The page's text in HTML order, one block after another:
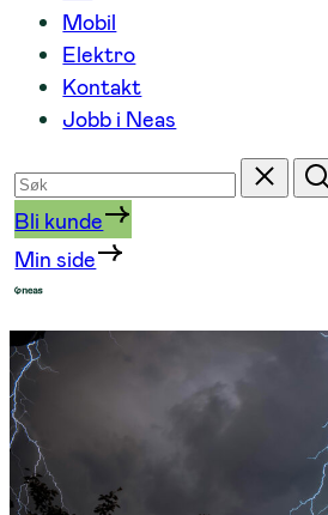
Mobil
Elektro
Kontakt
Jobb i Neas
Søk
etter
Tilbakestill
Søk
Bli kunde
Min side